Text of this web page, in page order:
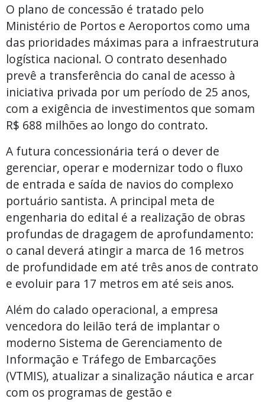
O plano de concessão é tratado pelo
Ministério de Portos e Aeroportos como uma
das prioridades máximas para a infraestrutura
logística nacional. O contrato desenhado
prevê a transferência do canal de acesso à
iniciativa privada por um período de 25 anos,
com a exigência de investimentos que somam
R$ 688 milhões ao longo do contrato.
A futura concessionária terá o dever de
gerenciar, operar e modernizar todo o fluxo
de entrada e saída de navios do complexo
portuário santista. A principal meta de
engenharia do edital é a realização de obras
profundas de dragagem de aprofundamento:
o canal deverá atingir a marca de 16 metros
de profundidade em até três anos de contrato
e evoluir para 17 metros em até seis anos.
Além do calado operacional, a empresa
vencedora do leilão terá de implantar o
moderno Sistema de Gerenciamento de
Informação e Tráfego de Embarcações
(VTMIS), atualizar a sinalização náutica e arcar
com os programas de gestão e